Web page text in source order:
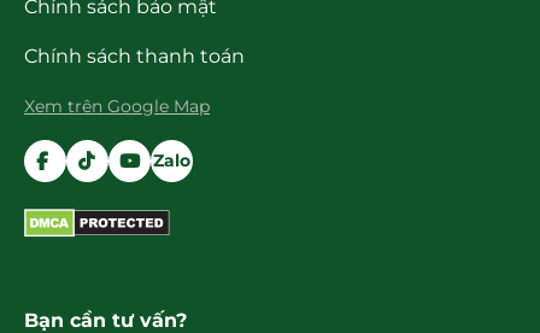
Chính sách bảo mật
Chính sách thanh toán
Xem trên Google Map
Zalo
Bạn cần tư vấn?